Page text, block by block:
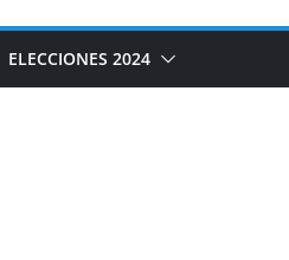
ELECCIONES 2024